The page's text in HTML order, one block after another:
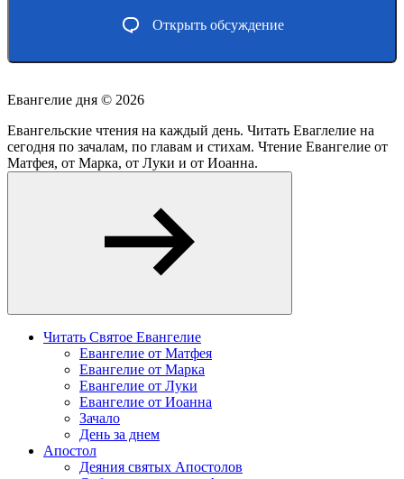
Открыть обсуждение
Евангелие дня © 2026
Евангельские чтения на каждый день. Читать Еваглелие на
сегодня по зачалам, по главам и стихам. Чтение Евангелие от
Матфея, от Марка, от Луки и от Иоанна.
Читать Святое Евангелие
Евангелие от Матфея
Евангелие от Марка
Евангелие от Луки
Евангелие от Иоанна
Зачало
День за днем
Апостол
Деяния святых Апостолов